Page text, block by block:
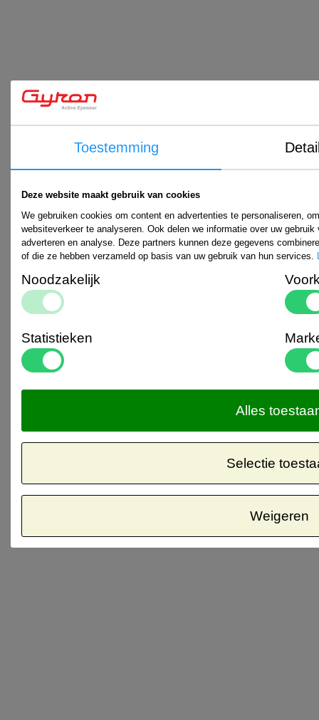
Toestemming
Deze website maakt gebruik van cookies
We gebruiken cookies om content en advertenties te personaliseren,
websiteverkeer te analyseren. Ook delen we informatie over uw
adverteren en analyse. Deze partners kunnen deze gegevens
of die ze hebben verzameld op basis van uw gebruik van hun services.
Noodzakelijk
Statistieken
Weigeren
Selectie
Alles